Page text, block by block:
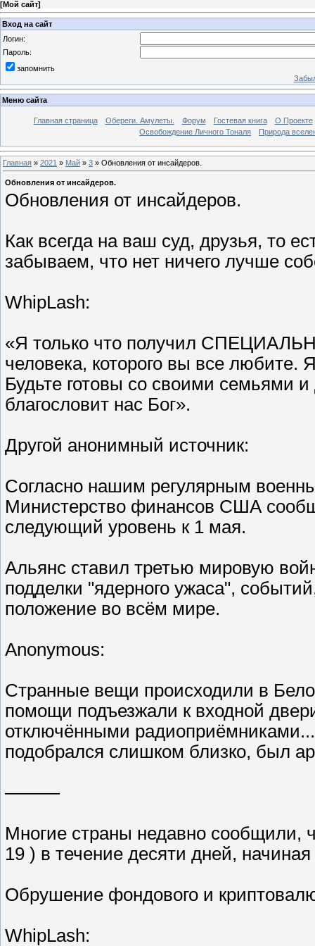
[Мой сайт]
Вход на сайт
Логин:
Пароль:
запомнить
Меню сайта
Главная страница Обереги. Амулеты. Форум Гостевая книга
О Проекте
Освобождение Личного Тоналя
Природа
Главная » 2021 » Май » 3 » Обновления от инсайдеров.
Обновления от инсайдеров.
Обновления от инсайдеров.
Как всегда на ваш суд, друзья, то
забываем, что нет ничего лучше
WhipLash:
«Я только что получил
человека, которого вы все любите.
Будьте готовы со своими семьями
благословит нас Бог».
Другой анонимный источник:
Согласно нашим регулярным
Министерство финансов США
следующий уровень к 1 мая.
Альянс ставил третью мировую
подделки "ядерного ужаса",
положение во всём мире.
Anonymous:
Странные вещи происходили в
помощи подъезжали к входной
отключёнными радиоприёмниками...
подобрался слишком близко, был
———
Многие страны недавно сообщили,
19 ) в течение десяти дней,
Обрушение фондового и
WhipLash: